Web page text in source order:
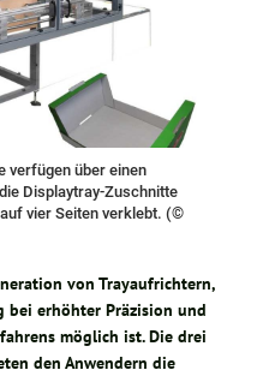
verfügen über einen
Displaytray-Zuschnitte
vier Seiten verklebt. (©
von Trayaufrichtern,
bei erhöhter Präzision und
möglich ist. Die drei
den Anwendern die